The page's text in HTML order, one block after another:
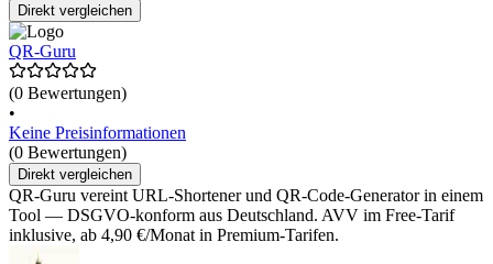
Direkt vergleichen
QR-Guru
(0 Bewertungen)
•
Keine Preisinformationen
(0 Bewertungen)
Direkt vergleichen
QR-Guru vereint URL-Shortener und QR-Code-Generator in einem
Tool — DSGVO-konform aus Deutschland. AVV im Free-Tarif
inklusive, ab 4,90 €/Monat in Premium-Tarifen.